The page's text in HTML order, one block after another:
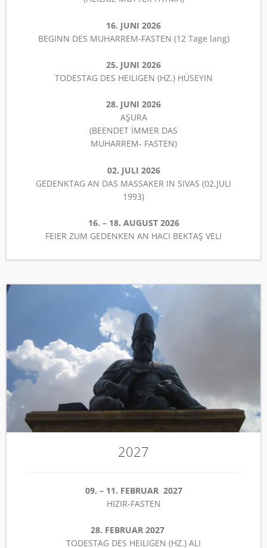
16. JUNI 2026
BEGINN DES MUHARREM-FASTEN (12 Tage lang)
25. JUNI 2026
TODESTAG DES HEILIGEN (HZ.) HÜSEYIN
28. JUNI 2026
AŞURA
(BEENDET İMMER DAS
MUHARREM- FASTEN)
02. JULI 2026
GEDENKTAG AN DAS MASSAKER IN SIVAS (02.JULI
1993)
16. – 18. AUGUST 2026
FEIER ZUM GEDENKEN AN HACI BEKTAŞ VELI
2027
09. – 11. FEBRUAR 2027
HIZIR-FASTEN
28. FEBRUAR 2027
TODESTAG DES HEILIGEN (HZ.) ALI